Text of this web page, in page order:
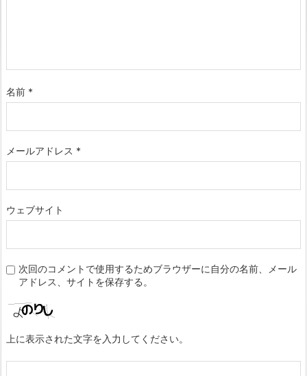
名前 *
メールアドレス *
ウェブサイト
次回のコメントで使用するためブラウザーに自分の名前、メール
アドレス、サイトを保存する。
上に表示された文字を入力してください。